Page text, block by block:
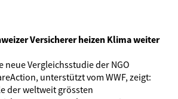
Versicherer heizen Klima weiter
neue Vergleichsstudie der NGO
unterstützt vom WWF, zeigt:
der weltweit grössten